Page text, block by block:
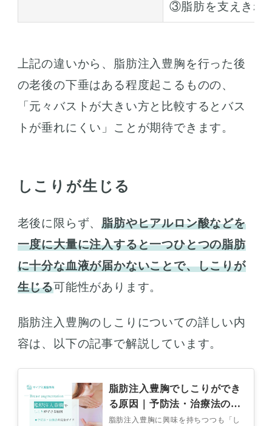
③脂肪を支えきれ
上記の違いから、脂肪注入豊胸を行った後
の老後の下垂はある程度起こるものの、
「元々バストが大きい方と比較するとバス
トが垂れにくい」ことが期待できます。
しこりが生じる
老後に限らず、脂肪やヒアルロン酸などを
一度に大量に注入すると一つひとつの脂肪
に十分な血液が届かないことで、しこりが
生じる可能性があります。
脂肪注入豊胸のしこりについての詳しい内
容は、以下の記事で解説しています。
脂肪注入豊胸でしこりができ
る原因｜予防法・治療法の完
全ガイド
脂肪注入豊胸に興味を持ちつつも「し